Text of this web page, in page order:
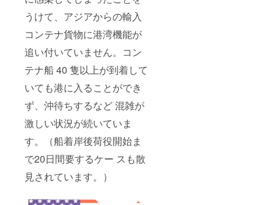
うけて、アジアからの輸⼊
コンテナ貨物に港湾機能が
追い付いていません。コン
テナ船 40 隻以上が到着して
いても港に⼊ることができ
ず、沖待ちするなど 混雑が
激しい状況が続いていま
す。（船着岸後荷役開始ま
で20⽇間要するケー スも散
⾒されています。）